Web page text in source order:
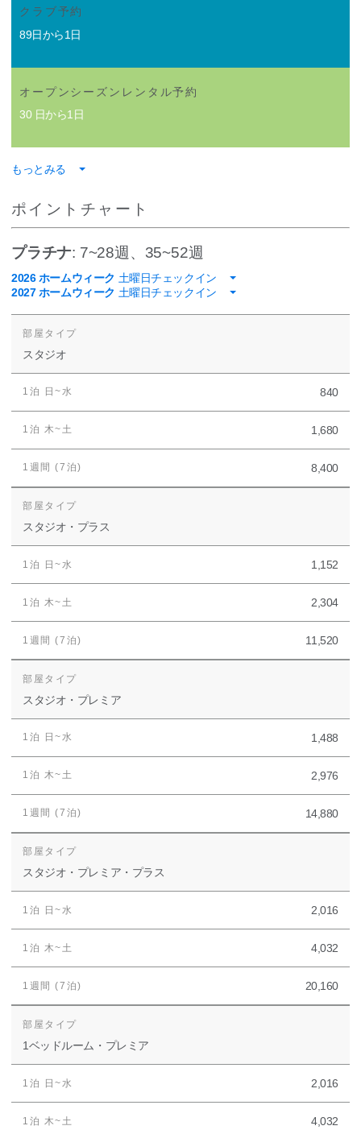
クラブ予約
89日から1日
オープンシーズンレンタル予約
30 日から1日
もっとみる
ポイントチャート
プラチナ: 7~28週、35~52週
2026 ホームウィーク 土曜日チェックイン
2027 ホームウィーク 土曜日チェックイン
スタジオ
840
1,680
8,400
スタジオ・プラス
1,152
2,304
11,520
スタジオ・プレミア
1,488
2,976
14,880
スタジオ・プレミア・プラス
2,016
4,032
20,160
1ベッドルーム・プレミア
2,016
4,032